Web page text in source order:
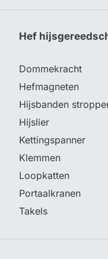
Hef
Dommekracht
Hefmagneten
Hijsbanden
Hijslier
Kettingspanner
Klemmen
Loopkatten
Portaalkranen
Takels